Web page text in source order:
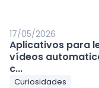
17/05/2026
Aplicativos para
vídeos
c...
Curiosidades